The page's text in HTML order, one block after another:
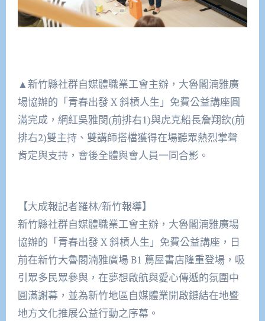
▲新竹縣社群自媒體職業工會主辦，大魯閣湳雅廣
場協辦的「青春出發 X 斜槓人生」免費公益講座圓
滿完成，網紅吳雅閔(前排右1)與虎克船長詹翔欽(前
排右2)雙主持、雙講師搭檔獲得在場聽眾熱烈掌聲
肯定與支持，會後全體與會人員一同合影。
【大成報記者羅林/新竹報導】
新竹縣社群自媒體職業工會主辦，大魯閣湳雅廣場
協辦的「青春出發 X 斜槓人生」免費公益講座，日
前在新竹大魯閣湳雅廣場 B1 蔦屋書店隆重登場，吸
引眾多民眾參與，在夢想啟航與愛心傳遞的氛圍中
圓滿謝幕，並為新竹地區自媒體業開啟鏈結在地暨
地方文化推展公益行動之序幕。